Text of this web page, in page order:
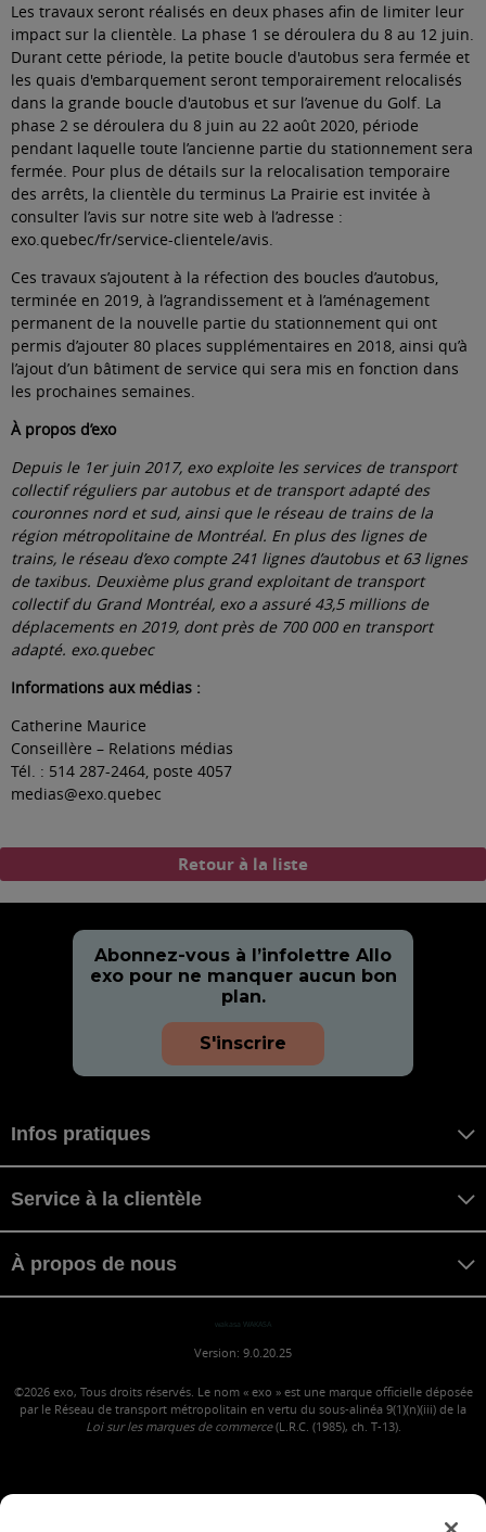
Les travaux seront réalisés en deux phases afin de limiter leur
impact sur la clientèle. La phase 1 se déroulera du 8 au 12 juin.
Durant cette période, la petite boucle d'autobus sera fermée et
les quais d'embarquement seront temporairement relocalisés
dans la grande boucle d'autobus et sur l’avenue du Golf. La
phase 2 se déroulera du 8 juin au 22 août 2020, période
pendant laquelle toute l’ancienne partie du stationnement sera
fermée. Pour plus de détails sur la relocalisation temporaire
des arrêts, la clientèle du terminus La Prairie est invitée à
consulter l’avis sur notre site web à l’adresse :
exo.quebec/fr/service-clientele/avis.
Ces travaux s’ajoutent à la réfection des boucles d’autobus,
terminée en 2019, à l’agrandissement et à l’aménagement
permanent de la nouvelle partie du stationnement qui ont
permis d’ajouter 80 places supplémentaires en 2018, ainsi qu’à
l’ajout d’un bâtiment de service qui sera mis en fonction dans
les prochaines semaines.
À propos d’exo
Depuis le 1er juin 2017, exo exploite les services de transport
collectif réguliers par autobus et de transport adapté des
couronnes nord et sud, ainsi que le réseau de trains de la
région métropolitaine de Montréal. En plus des lignes de
trains, le réseau d’exo compte 241 lignes d’autobus et 63 lignes
de taxibus. Deuxième plus grand exploitant de transport
collectif du Grand Montréal, exo a assuré 43,5 millions de
déplacements en 2019, dont près de 700 000 en transport
adapté. exo.quebec
Informations aux médias :
Catherine Maurice
Conseillère – Relations médias
Tél. : 514 287-2464, poste 4057
medias@exo.quebec
Retour à la liste
Abonnez-vous à l’infolettre Allo
exo pour ne manquer aucun bon
plan.
S'inscrire
Infos pratiques
Service à la clientèle
À propos de nous
wakasa WAKASA
Version: 9.0.20.25
©2026 exo, Tous droits réservés. Le nom « exo » est une marque officielle déposée
par le Réseau de transport métropolitain en vertu du sous-alinéa 9(1)(n)(iii) de la
Loi sur les marques de commerce(L.R.C. (1985), ch. T-13).